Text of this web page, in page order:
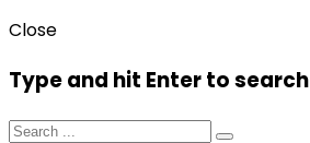
Close
Type and hit Enter to search